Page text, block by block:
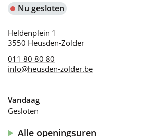
Nu gesloten
Adres
Heldenplein 1
,3550 Heusden-Zolder
011 80 80 80
info@heusden-zolder.be
Vandaag
Gesloten
Alle openingsuren